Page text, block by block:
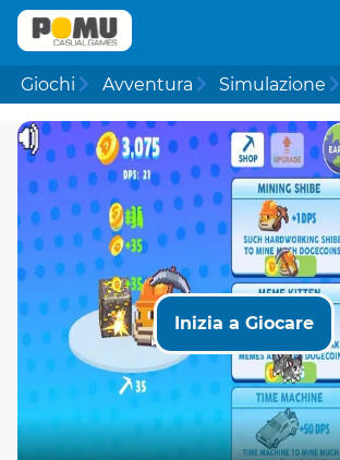
Giochi Avventura Simulazione
Inizia a Giocare